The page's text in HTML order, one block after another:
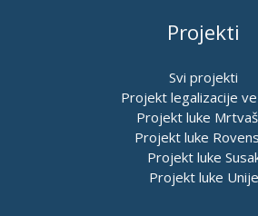
Projekti
Svi projekti
Projekt legalizacije
Projekt luke
Projekt luke
Projekt luke
Projekt luke Unije